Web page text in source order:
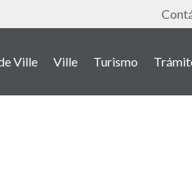
Ville Ville Turismo